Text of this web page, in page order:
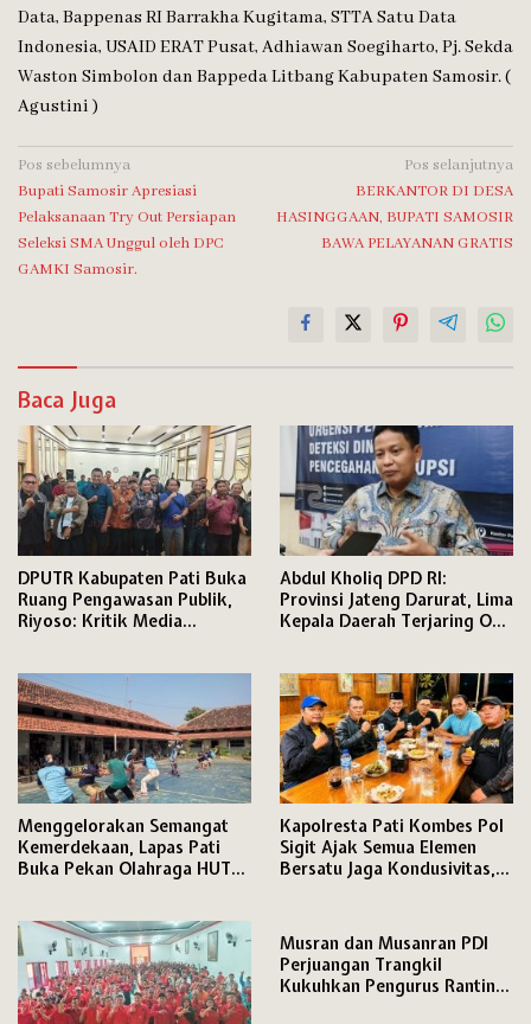
Data, Bappenas RI Barrakha Kugitama, STTA Satu Data
Indonesia, USAID ERAT Pusat, Adhiawan Soegiharto, Pj. Sekda
Waston Simbolon dan Bappeda Litbang Kabupaten Samosir. (
Agustini )
Navigasi
pos
Pos sebelumnya
Bupati Samosir Apresiasi
Pelaksanaan Try Out Persiapan
Seleksi SMA Unggul oleh DPC
GAMKI Samosir.
Pos selanjutnya
BERKANTOR DI DESA
HASINGGAAN, BUPATI SAMOSIR
BAWA PELAYANAN GRATIS
Baca Juga
DPUTR Kabupaten Pati Buka
Ruang Pengawasan Publik,
Riyoso: Kritik Media
Abdul Kholiq DPD RI:
Provinsi Jateng Darurat, Lima
Kepala Daerah Terjaring OTT
Menggelorakan Semangat
Kemerdekaan, Lapas Pati
Buka Pekan Olahraga HUT
Perlombaan
Kapolresta Pati Kombes Pol
Sigit Ajak Semua Elemen
Bersatu Jaga Kondusivitas,
Musran dan Musanran PDI
Perjuangan Trangkil
Kukuhkan Pengurus Ranting